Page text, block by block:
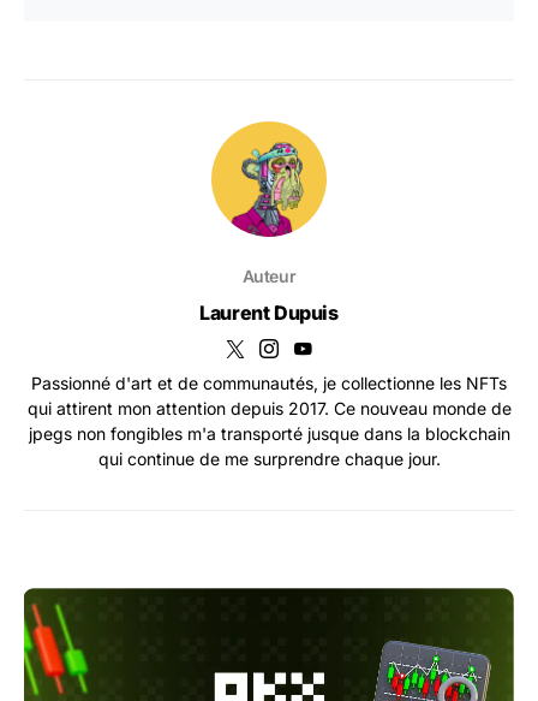
Auteur
Laurent Dupuis
Passionné d'art et de communautés, je collectionne les NFTs
qui attirent mon attention depuis 2017. Ce nouveau monde de
jpegs non fongibles m'a transporté jusque dans la blockchain
qui continue de me surprendre chaque jour.